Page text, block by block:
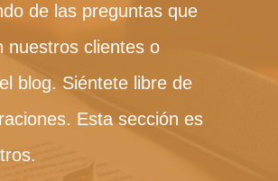
de las preguntas que
nuestros clientes o
blog. Siéntete libre de
Esta sección es